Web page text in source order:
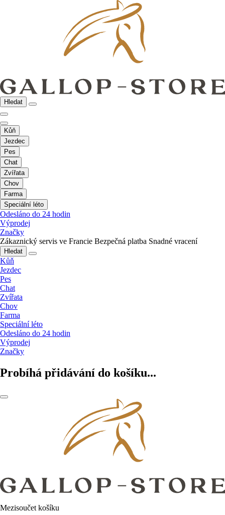
Hledat
Kůň
Jezdec
Pes
Chat
Zvířata
Chov
Farma
Speciální léto
Odesláno do 24 hodin
Výprodej
Značky
Zákaznický servis ve Francie Bezpečná platba Snadné vracení
Hledat
Kůň
Jezdec
Pes
Chat
Zvířata
Chov
Farma
Speciální léto
Odesláno do 24 hodin
Výprodej
Značky
Probíhá přidávání do košíku...
Mezisoučet košíku